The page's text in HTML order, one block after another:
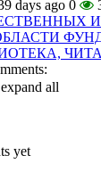
days ago 0
expand all
yet